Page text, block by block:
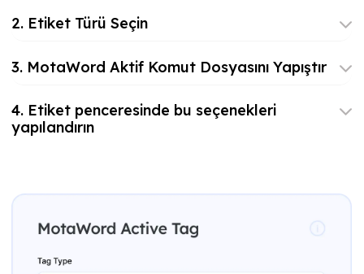
2. Etiket Türü Seçin
3. MotaWord Aktif Komut Dosyasını Yapıştır
4. Etiket penceresinde bu seçenekleri
yapılandırın